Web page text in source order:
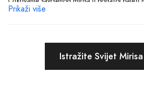
poput šetnje kroz cvjetni vrt prepun
Razumijemo kako izbor parfema može biti
Prikaži više
Istražite Svijet